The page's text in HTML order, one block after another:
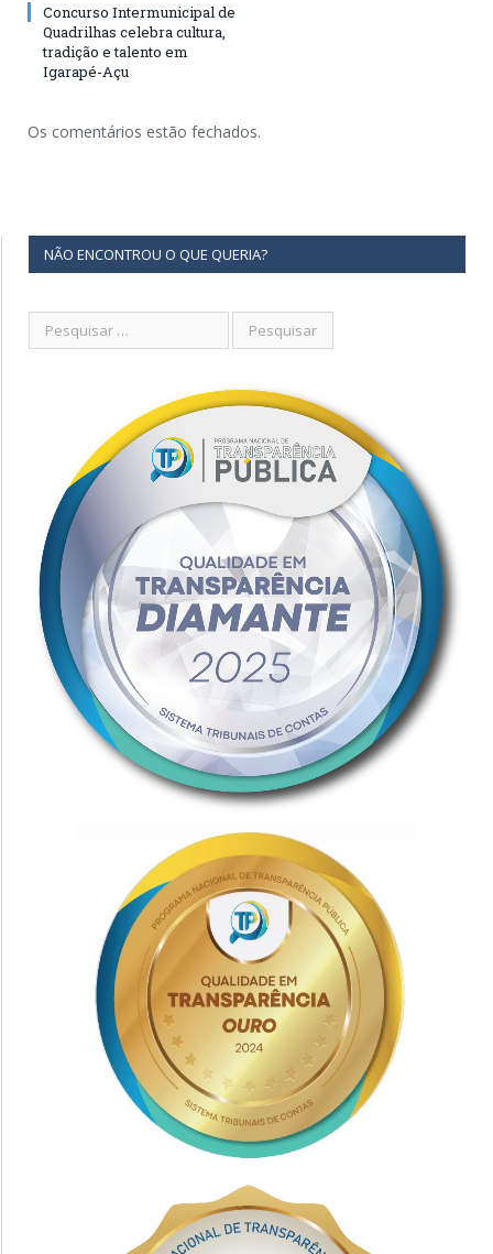
Concurso Intermunicipal de
Quadrilhas celebra cultura,
tradição e talento em
Igarapé-Açu
Os comentários estão fechados.
NÃO ENCONTROU O QUE QUERIA?